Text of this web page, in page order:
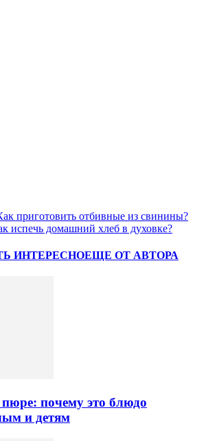
приготовить отбивные из свинины?
испечь домашний хлеб в духовке?
ИНТЕРЕСНОЕЩЕ ОТ АВТОРА
почему это блюдо
и детям